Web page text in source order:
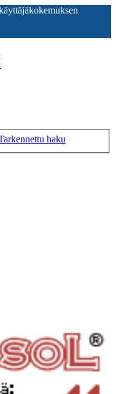
haku